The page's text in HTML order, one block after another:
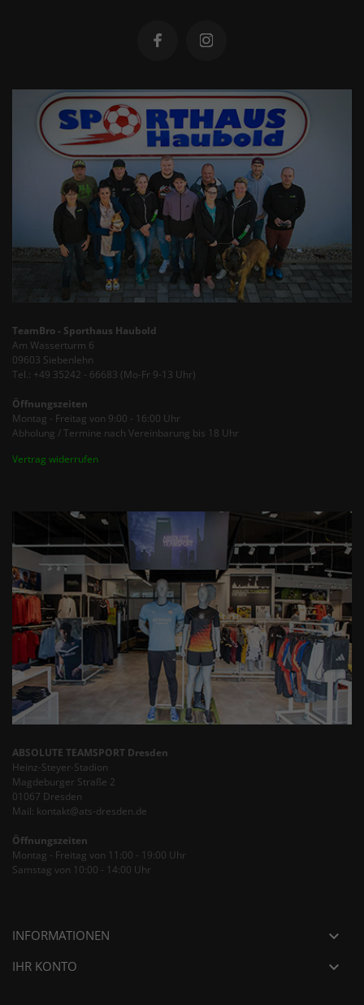
TeamBro - Sporthaus Haubold
Am Wasserturm 6
09603 Siebenlehn
Tel.: +49 35242 - 66683 (Mo-Fr 9-13 Uhr)
Öffnungszeiten
Montag - Freitag von 9:00 - 16:00 Uhr
Abholung / Termine nach Vereinbarung bis 18 Uhr
Vertrag widerrufen
ABSOLUTE TEAMSPORT Dresden
Heinz-Steyer-Stadion
Magdeburger Straße 2
01067 Dresden
Mail: kontakt@ats-dresden.de
Öffnungszeiten
Montag - Freitag von 11:00 - 19:00 Uhr
Samstag von 10:00 - 14:00 Uhr
INFORMATIONEN 
IHR KONTO 